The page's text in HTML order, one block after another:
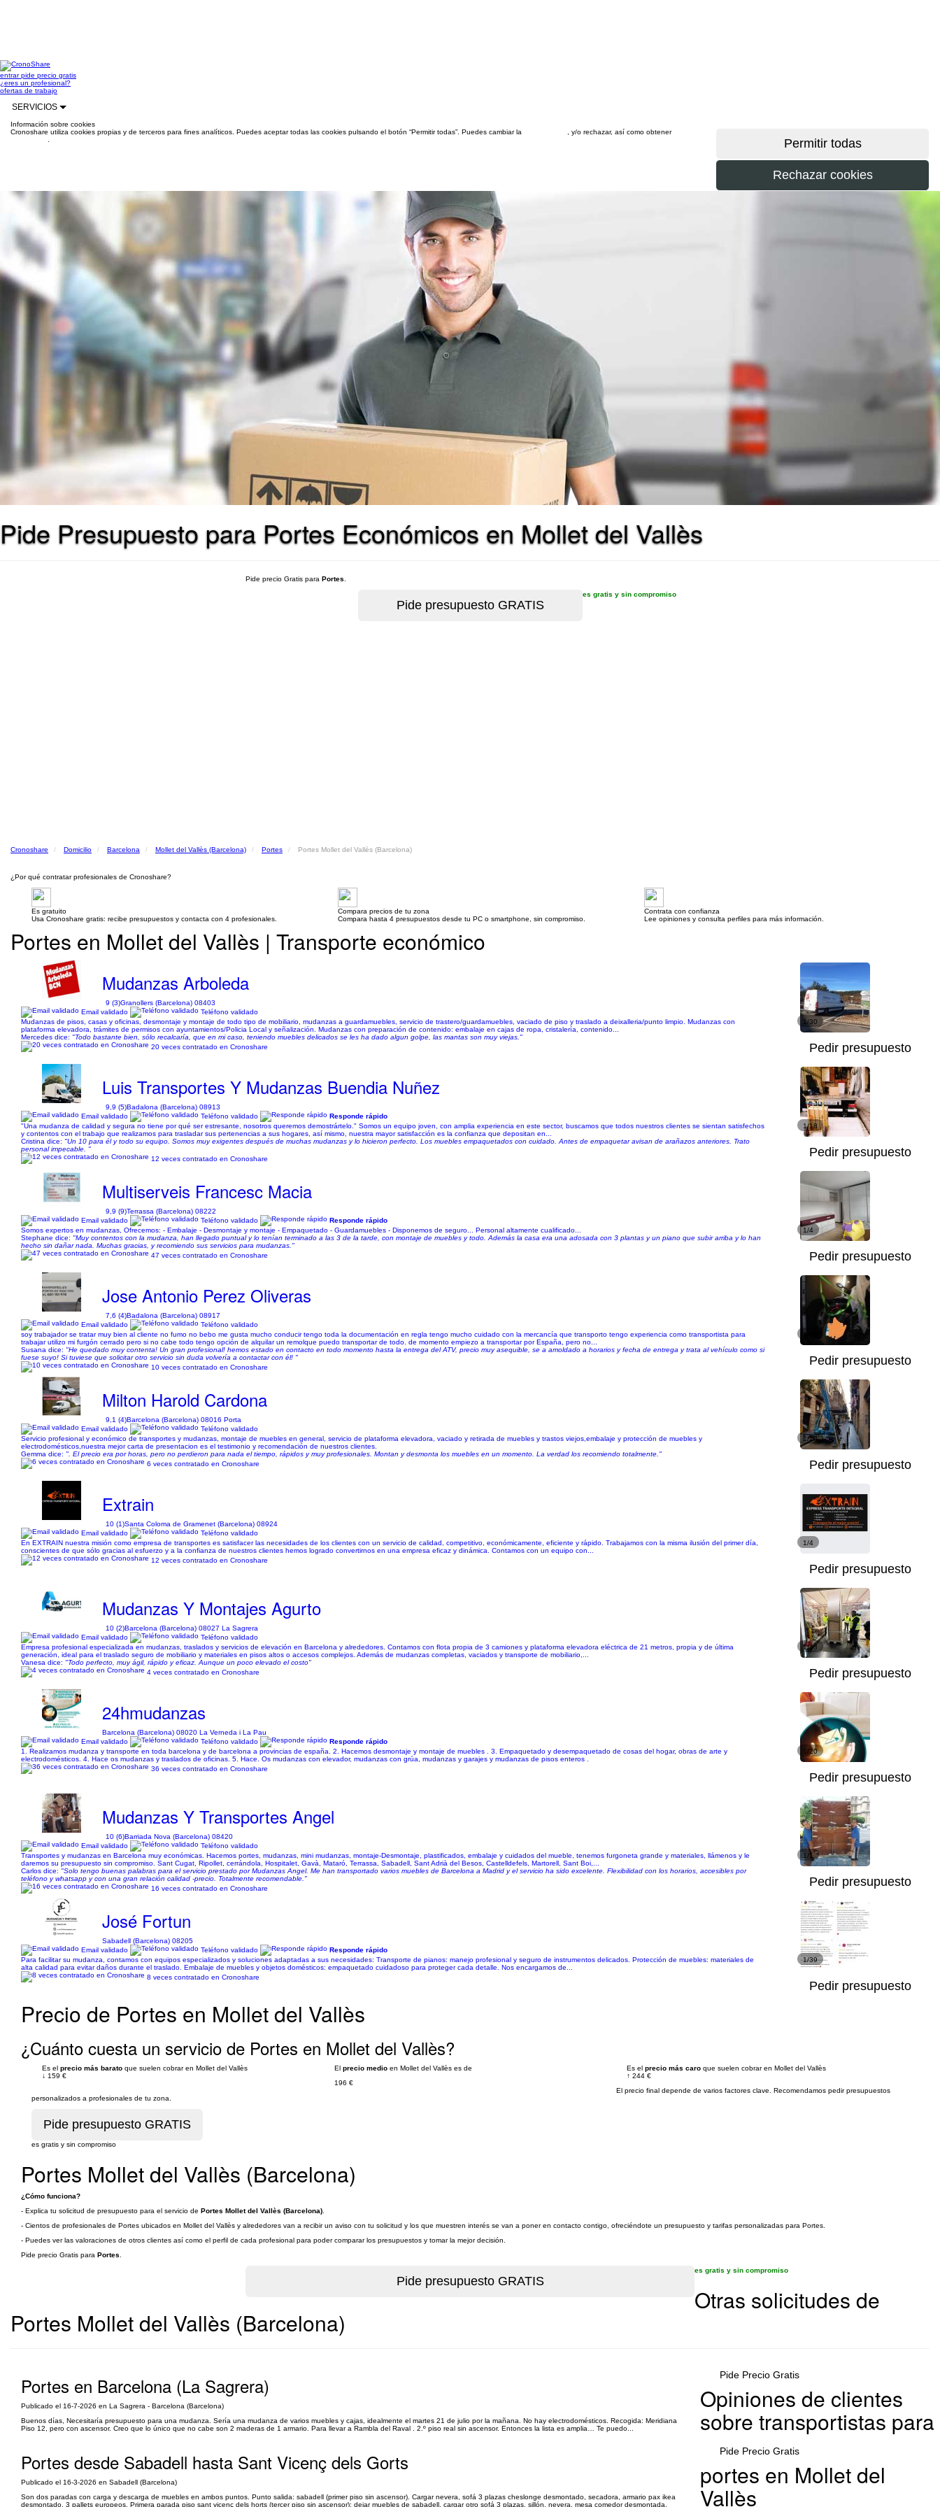
entrarpide precio gratis
¿eres un profesional?
ofertas de trabajo
SERVICIOS
Información sobre cookies
Cronoshare utiliza cookies propias y de terceros para fines analíticos. Puedes aceptar todas las cookies pulsando el botón “Permitir todas”. Puedes cambiar la
, y/o rechazar, así como obtener
Pide Presupuesto para Portes Económicos en Mollet del Vallès
Pide precio Gratis para Portes
es gratis y sin compromiso
Cronoshare Domicilio Barcelona Mollet del Vallès (Barcelona) Portes Portes Mollet del Vallès (Barcelona)
¿Por qué contratar profesionales de Cronoshare?
Es gratuito
Usa Cronoshare gratis: recibe presupuestos y contacta con 4 profesionales.
Compara precios de tu zona
Compara hasta 4 presupuestos desde tu PC o smartphone, sin compromiso.
Contrata con confianza
Lee opiniones y consulta perfiles para más información.
Portes en Mollet del Vallès | Transporte económico
Mudanzas Arboleda
9 (3)Granollers (Barcelona) 08403
Email validado
Teléfono validado
Mudanzas de pisos, casas y oficinas, desmontaje y montaje de todo tipo de mobiliario, mudanzas a guardamuebles, servicio de trastero/guardamuebles, vaciado de piso y traslado a deixalleria/punto limpio. Mudanzas con
plataforma elevadora, trámites de permisos con ayuntamientos/Policia Local y señalización. Mudanzas con preparación de contenido: embalaje en cajas de ropa, cristalería, contenido...
Mercedes dice: "Todo bastante bien, sólo recalcaría, que en mi caso, teniendo muebles delicados se les ha dado algun golpe, las mantas son muy viejas."
20 veces contratado en Cronoshare
1/30
Pedir presupuesto
Luis Transportes Y Mudanzas Buendia Nuñez
9,9 (5)Badalona (Barcelona) 08913
Email validado
Teléfono validado
Responde rápido
"Una mudanza de calidad y segura no tiene por qué ser estresante, nosotros queremos demostrártelo." Somos un equipo joven, con amplia experiencia en este sector, buscamos que todos nuestros clientes se sientan satisfechos
y contentos con el trabajo que realizamos para trasladar sus pertenencias a sus hogares, así mismo, nuestra mayor satisfacción es la confianza que depositan en...
Cristina dice: "Un 10 para él y todo su equipo. Somos muy exigentes después de muchas mudanzas y lo hicieron perfecto. Los muebles empaquetados con cuidado. Antes de empaquetar avisan de arañazos anteriores. Trato
personal impecable. "
12 veces contratado en Cronoshare
1/18
Pedir presupuesto
Multiserveis Francesc Macia
9,9 (9)Terrassa (Barcelona) 08222
Email validado
Teléfono validado
Responde rápido
Somos expertos en mudanzas, Ofrecemos: - Embalaje - Desmontaje y montaje - Empaquetado - Guardamuebles - Disponemos de seguro... Personal altamente cualificado...
Stephane dice: "Muy contentos con la mudanza, han llegado puntual y lo tenían terminado a las 3 de la tarde, con montaje de muebles y todo. Además la casa era una adosada con 3 plantas y un piano que subir arriba y lo han
hecho sin dañar nada. Muchas gracias, y recomiendo sus servicios para mudanzas."
47 veces contratado en Cronoshare
1/4
Pedir presupuesto
Jose Antonio Perez Oliveras
7,6 (4)Badalona (Barcelona) 08917
Email validado
Teléfono validado
soy trabajador se tratar muy bien al cliente no fumo no bebo me gusta mucho conducir tengo toda la documentación en regla tengo mucho cuidado con la mercancía que transporto tengo experiencia como transportista para
trabajar utilizo mi furgón cerrado pero si no cabe todo tengo opción de alquilar un remolque puedo transportar de todo. de momento empiezo a transportar por España, pero no...
Susana dice: "He quedado muy contenta! Un gran profesional! hemos estado en contacto en todo momento hasta la entrega del ATV, precio muy asequible, se a amoldado a horarios y fecha de entrega y trata al vehículo como si
fuese suyo! Si tuviese que solicitar otro servicio sin duda volvería a contactar con él! "
10 veces contratado en Cronoshare
1/26
Pedir presupuesto
Milton Harold Cardona
9,1 (4)Barcelona (Barcelona) 08016 Porta
Email validado
Teléfono validado
Servicio profesional y económico de transportes y mudanzas, montaje de muebles en general, servicio de plataforma elevadora, vaciado y retirada de muebles y trastos viejos,embalaje y protección de muebles y
electrodomésticos,nuestra mejor carta de presentacion es el testimonio y recomendación de nuestros clientes.
Gemma dice: ". El precio era por horas, pero no perdieron para nada el tiempo, rápidos y muy profesionales. Montan y desmonta los muebles en un momento. La verdad los recomiendo totalmente."
6 veces contratado en Cronoshare
1/20
Pedir presupuesto
Extrain
10 (1)Santa Coloma de Gramenet (Barcelona) 08924
Email validado
Teléfono validado
En EXTRAIN nuestra misión como empresa de transportes es satisfacer las necesidades de los clientes con un servicio de calidad, competitivo, económicamente, eficiente y rápido. Trabajamos con la misma ilusión del primer día,
conscientes de que sólo gracias al esfuerzo y a la confianza de nuestros clientes hemos logrado convertirnos en una empresa eficaz y dinámica. Contamos con un equipo con...
12 veces contratado en Cronoshare
1/4
Pedir presupuesto
Mudanzas Y Montajes Agurto
10 (2)Barcelona (Barcelona) 08027 La Sagrera
Email validado
Teléfono validado
Empresa profesional especializada en mudanzas, traslados y servicios de elevación en Barcelona y alrededores. Contamos con flota propia de 3 camiones y plataforma elevadora eléctrica de 21 metros, propia y de última
generación, ideal para el traslado seguro de mobiliario y materiales en pisos altos o accesos complejos. Además de mudanzas completas, vaciados y transporte de mobiliario,...
Vanesa dice: "Todo perfecto, muy ágil, rápido y eficaz. Aunque un poco elevado el costo"
4 veces contratado en Cronoshare
1/43
Pedir presupuesto
24hmudanzas
Barcelona (Barcelona) 08020 La Verneda i La Pau
Email validado
Teléfono validado
Responde rápido
1. Realizamos mudanza y transporte en toda barcelona y de barcelona a provincias de españa. 2. Hacemos desmontaje y montaje de muebles . 3. Empaquetado y desempaquetado de cosas del hogar, obras de arte y
electrodomésticos. 4. Hace os mudanzas y traslados de oficinas. 5. Hace. Os mudanzas con elevador, mudanzas con grúa, mudanzas y garajes y mudanzas de pisos enteros .
36 veces contratado en Cronoshare
1/20
Pedir presupuesto
Mudanzas Y Transportes Angel
10 (6)Barriada Nova (Barcelona) 08420
Email validado
Teléfono validado
Transportes y mudanzas en Barcelona muy económicas. Hacemos portes, mudanzas, mini mudanzas, montaje-Desmontaje, plastificados, embalaje y cuidados del mueble, tenemos furgoneta grande y materiales, llámenos y le
daremos su presupuesto sin compromiso. Sant Cugat, Ripollet, cerrándola, Hospitalet, Gavà, Mataró, Terrassa, Sabadell, Sant Adrià del Besos, Castelldefels, Martorell, Sant Boi,...
Carlos dice: "Solo tengo buenas palabras para el servicio prestado por Mudanzas Angel. Me han transportado varios muebles de Barcelona a Madrid y el servicio ha sido excelente. Flexibilidad con los horarios, accesibles por
teléfono y whatsapp y con una gran relación calidad -precio. Totalmente recomendable."
16 veces contratado en Cronoshare
1/1
Pedir presupuesto
José Fortun
Sabadell (Barcelona) 08205
Email validado
Teléfono validado
Responde rápido
Para facilitar su mudanza, contamos con equipos especializados y soluciones adaptadas a sus necesidades: Transporte de pianos: manejo profesional y seguro de instrumentos delicados. Protección de muebles: materiales de
alta calidad para evitar daños durante el traslado. Embalaje de muebles y objetos domésticos: empaquetado cuidadoso para proteger cada detalle. Nos encargamos de...
8 veces contratado en Cronoshare
1/39
Pedir presupuesto
Precio de Portes en Mollet del Vallès
¿Cuánto cuesta un servicio de Portes en Mollet del Vallès?
Es el precio más barato que suelen cobrar en Mollet del Vallès
↓ 159 €
El precio medio en Mollet del Vallès es de
196 €
Es el precio más caro que suelen cobrar en Mollet del Vallès
↑ 244 €
El precio final depende de varios factores clave. Recomendamos pedir presupuestos
personalizados a profesionales de tu zona.
es gratis y sin compromiso
Portes Mollet del Vallès (Barcelona)
¿Cómo funciona?
- Explica tu solicitud de presupuesto para el servicio de Portes Mollet del Vallès (Barcelona)
- Cientos de profesionales de Portes ubicados en Mollet del Vallès y alrededores van a recibir un aviso con tu solicitud y los que muestren interés se van a poner en contacto contigo, ofreciéndote un presupuesto y tarifas personalizadas para Portes.
- Puedes ver las valoraciones de otros clientes así como el perfil de cada profesional para poder comparar los presupuestos y tomar la mejor decisión.
Pide precio Gratis para Portes
es gratis y sin compromiso
Otras solicitudes de
Portes Mollet del Vallès (Barcelona)
Portes en Barcelona (La Sagrera)
Publicado el 16-7-2026 en La Sagrera - Barcelona (Barcelona)
Buenos días, Necesitaría presupuesto para una mudanza. Sería una mudanza de varios muebles y cajas, idealmente el martes 21 de julio por la mañana. No hay electrodomésticos. Recogida: Meridiana
Piso 12, pero con ascensor. Creo que lo único que no cabe son 2 maderas de 1 armario. Para llevar a Rambla del Raval . 2.º piso real sin ascensor. Entonces la lista es amplia… Te puedo...
Pide Precio Gratis
Portes desde Sabadell hasta Sant Vicenç dels Gorts
Publicado el 16-3-2026 en Sabadell (Barcelona)
Son dos paradas con carga y descarga de muebles en ambos puntos. Punto salida: sabadell (primer piso sin ascensor). Cargar nevera, sofá 3 plazas cheslonge desmontado, secadora, armario pax ikea
desmontado, 3 pallets europeos. Primera parada piso sant vicenç dels horts (tercer piso sin ascensor): dejar muebles de sabadell, cargar otro sofá 3 plazas, sillón, nevera, mesa comedor desmontada,
Pide Precio Gratis
Opiniones de clientes
sobre transportistas para
portes en Mollet del
Vallès